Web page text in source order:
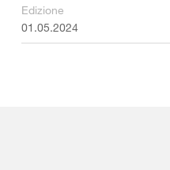
Edizione
01.05.2024